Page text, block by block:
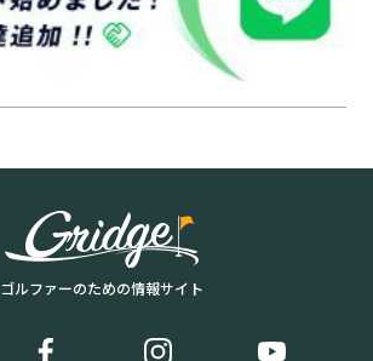
ゴルファーのための情報サイト